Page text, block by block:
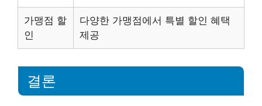
가맹점 할
인
다양한 가맹점에서 특별 할인 혜택
제공
결론